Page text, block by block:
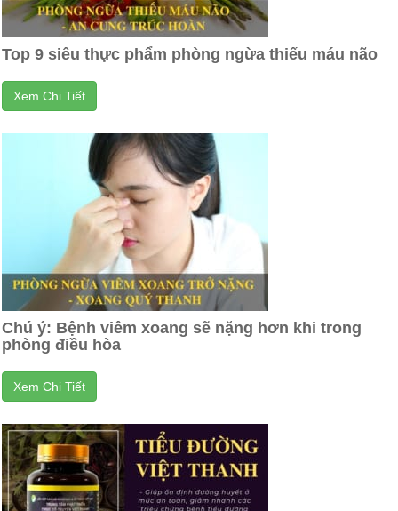
Top 9 siêu thực phẩm phòng ngừa thiếu máu não
Xem Chi Tiết
Chú ý: Bệnh viêm xoang sẽ nặng hơn khi trong
phòng điều hòa
Xem Chi Tiết